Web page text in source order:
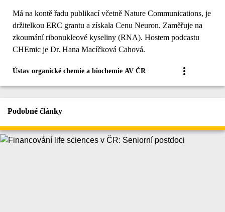
Má na kontě řadu publikací včetně Nature Communications, je
držitelkou ERC grantu a získala Cenu Neuron. Zaměřuje na
zkoumání ribonukleové kyseliny (RNA). Hostem podcastu
CHEmic je Dr. Hana Macíčková Cahová.
Ústav organické chemie a biochemie AV ČR
Podobné články